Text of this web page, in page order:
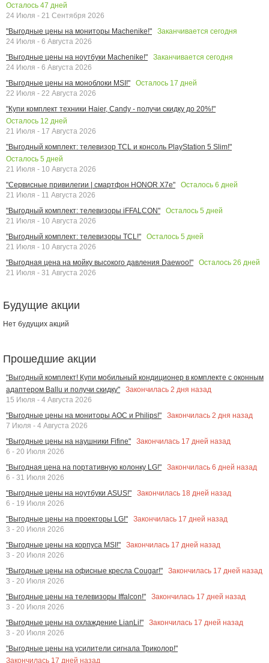
Осталось 47 дней
24 Июля - 21 Сентября 2026
"Выгодные цены на мониторы Machenike!"
Заканчивается сегодня
24 Июля - 6 Августа 2026
"Выгодные цены на ноутбуки Machenike!"
Заканчивается сегодня
24 Июля - 6 Августа 2026
"Выгодные цены на моноблоки MSI!"
Осталось 17 дней
22 Июля - 22 Августа 2026
"Купи комплект техники Haier, Candy - получи скидку до 20%!"
Осталось 12 дней
21 Июля - 17 Августа 2026
"Выгодный комплект: телевизор TCL и консоль PlayStation 5 Slim!"
Осталось 5 дней
21 Июля - 10 Августа 2026
"Сервисные привилегии | смартфон HONOR X7e"
Осталось 6 дней
21 Июля - 11 Августа 2026
"Выгодный комплект: телевизоры iFFALCON"
Осталось 5 дней
21 Июля - 10 Августа 2026
"Выгодный комплект: телевизоры TCL!"
Осталось 5 дней
21 Июля - 10 Августа 2026
"Выгодная цена на мойку высокого давления Daewoo!"
Осталось 26 дней
21 Июля - 31 Августа 2026
Будущие акции
Нет будущих акций
Прошедшие акции
"Выгодный комплект! Купи мобильный кондиционер в комплекте с оконным
адаптером Ballu и получи скидку"
Закончилась 2 дня назад
15 Июля - 4 Августа 2026
"Выгодные цены на мониторы AOC и Philips!"
Закончилась 2 дня назад
7 Июля - 4 Августа 2026
"Выгодные цены на наушники Fifine"
Закончилась 17 дней назад
6 - 20 Июля 2026
"Выгодная цена на портативную колонку LG!"
Закончилась 6 дней назад
6 - 31 Июля 2026
"Выгодные цены на ноутбуки ASUS!"
Закончилась 18 дней назад
6 - 19 Июля 2026
"Выгодные цены на проекторы LG!"
Закончилась 17 дней назад
3 - 20 Июля 2026
"Выгодные цены на корпуса MSI!"
Закончилась 17 дней назад
3 - 20 Июля 2026
"Выгодные цены на офисные кресла Cougar!"
Закончилась 17 дней назад
3 - 20 Июля 2026
"Выгодные цены на телевизоры Iffalcon!"
Закончилась 17 дней назад
3 - 20 Июля 2026
"Выгодные цены на охлаждение LianLi!"
Закончилась 17 дней назад
3 - 20 Июля 2026
"Выгодные цены на усилители сигнала Триколор!"
Закончилась 17 дней назад